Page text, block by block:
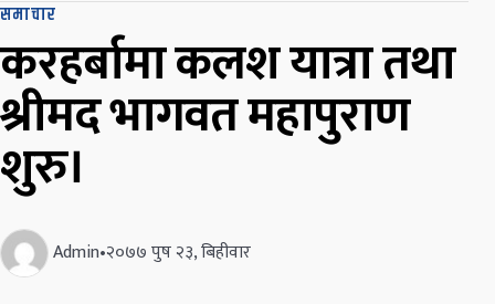
समाचार
करहर्बामा कलश यात्रा तथा
श्रीमद भागवत महापुराण
शुरु।
Admin•२०७७ पुष २३, बिहीवार